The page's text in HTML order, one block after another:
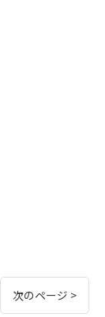
次のページ >